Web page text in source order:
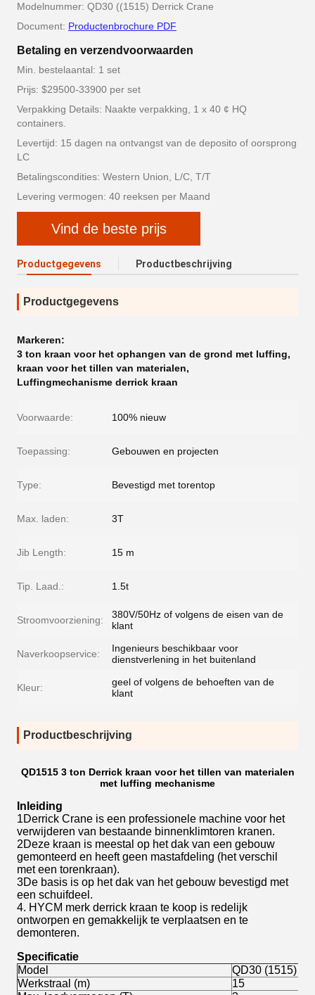
Modelnummer: QD30 ((1515) Derrick Crane
Document: Productenbrochure PDF
Betaling en verzendvoorwaarden
Min. bestelaantal: 1 set
Prijs: $29500-33900 per set
Verpakking Details: Naakte verpakking, 1 x 40 ¢ HQ
containers.
Levertijd: 15 dagen na ontvangst van de deposito of oorsprong
LC
Betalingscondities: Western Union, L/C, T/T
Levering vermogen: 40 reeksen per Maand
Vind de beste prijs
Productgegevens Productbeschrijving
Productgegevens
Markeren:
3 ton kraan voor het ophangen van de grond met luffing,
kraan voor het tillen van materialen,
Luffingmechanisme derrick kraan
Voorwaarde: 100% nieuw
Toepassing: Gebouwen en projecten
Type: Bevestigd met torentop
Max. laden: 3T
Jib Length: 15 m
Tip. Laad.: 1.5t
Stroomvoorziening:
380V/50Hz of volgens de eisen van de
klant
Naverkoopservice:
Ingenieurs beschikbaar voor
dienstverlening in het buitenland
Kleur:
geel of volgens de behoeften van de
klant
Productbeschrijving
QD1515 3 ton Derrick kraan voor het tillen van materialen
met luffing mechanisme
Inleiding
1Derrick Crane is een professionele machine voor het
verwijderen van bestaande binnenklimtoren kranen.
2Deze kraan is meestal op het dak van een gebouw
gemonteerd en heeft geen mastafdeling (het verschil
met een torenkraan).
3De basis is op het dak van het gebouw bevestigd met
een schuifdeel.
4. HYCM merk derrick kraan te koop is redelijk
ontworpen en gemakkelijk te verplaatsen en te
demonteren.
Specificatie
Model
QD30 (1515)
Werkstraal (m)
15